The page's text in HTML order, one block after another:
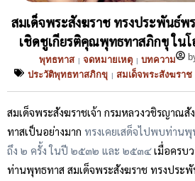
สมเด็จพระสังฆราช ทรงประพันธ์พ
เชิดชูเกียรติคุณพุทธทาสภิกขุ ใน
พุทธทาส | จดหมายเหตุ | บทความ
ประวัติพุทธทาสภิกขุ | สมเด็จพระสังฆราช
สมเด็จพระสังฆราชเจ้า กรมหลวงวชิรญาณสั
ทาสเป็นอย่างมาก ทรงเคยเสด็จไปพบท่าน
ถึง ๒ ครั้ง ในปี ๒๕๓๒ และ ๒๕๓๔เมื่อครบ
ท่านพุทธทาส สมเด็จพระสังฆราช ทรงประ